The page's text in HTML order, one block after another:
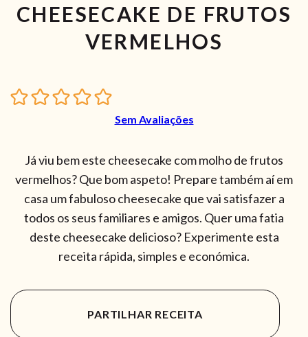
CHEESECAKE DE FRUTOS
VERMELHOS
Sem Avaliações
Já viu bem este cheesecake com molho de frutos
vermelhos? Que bom aspeto! Prepare também aí em
casa um fabuloso cheesecake que vai satisfazer a
todos os seus familiares e amigos. Quer uma fatia
deste cheesecake delicioso? Experimente esta
receita rápida, simples e económica.
PARTILHAR RECEITA